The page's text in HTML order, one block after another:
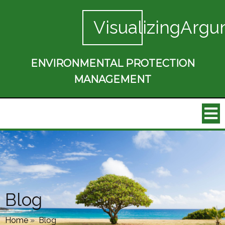
ENVIRONMENTAL PROTECTION
MANAGEMENT
Blog
Home»Blog